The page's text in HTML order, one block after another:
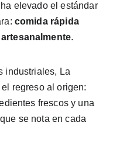
elevado el estándar
comida rápida
.
industriales, La
regreso al origen:
frescos y una
se nota en cada